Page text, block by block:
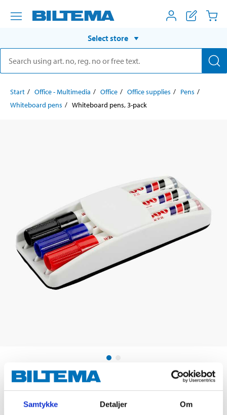
Samtykke Detaljer Om
Select store
Start Office - Multimedia Office Office supplies
Pens
Whiteboard pens
Whiteboard pens, 3-pack
2990
EX. VAT: 2392